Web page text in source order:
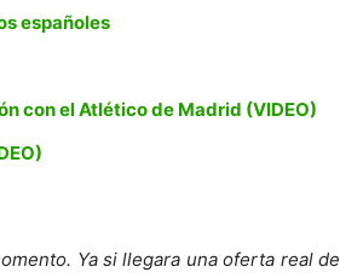
españoles
con el Atlético de Madrid (VIDEO)
Ya si llegara una oferta real de